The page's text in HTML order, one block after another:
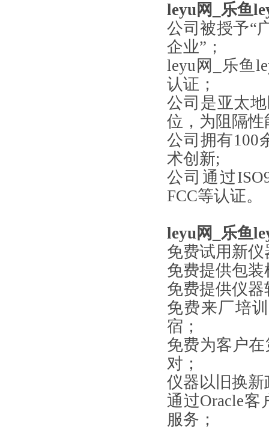
leyu网_乐鱼
公司被授予“
企业”；
leyu网_乐鱼
认证；
公司是亚太
位，为阻隔
公司拥有100
术创新;
公司通过
FCC等认证。
leyu网_乐鱼
免费试用新仪
免费提供包装
免费提供仪
免费来厂培
宿；
免费为客户
对；
仪器以旧换
通过Oracle
服务；